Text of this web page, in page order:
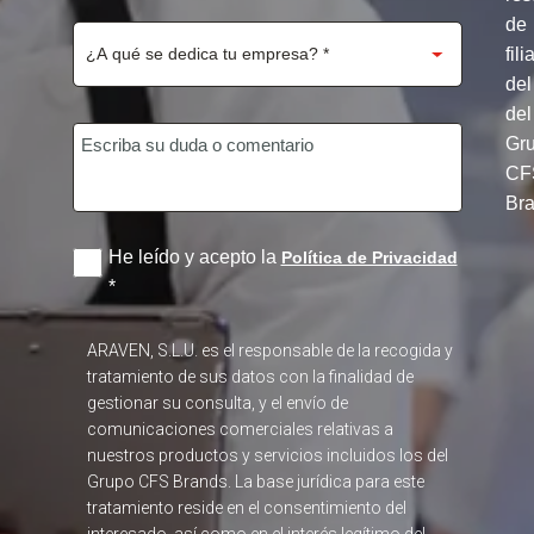
de
del
del
He leído y acepto la Política de Privacidad
*
ARAVEN, S.L.U. es el responsable de la recogida y
tratamiento de sus datos con la finalidad de
gestionar su consulta, y el envío de
comunicaciones comerciales relativas a
nuestros productos y servicios incluidos los del
Grupo CFS Brands. La base jurídica para este
tratamiento reside en el consentimiento del